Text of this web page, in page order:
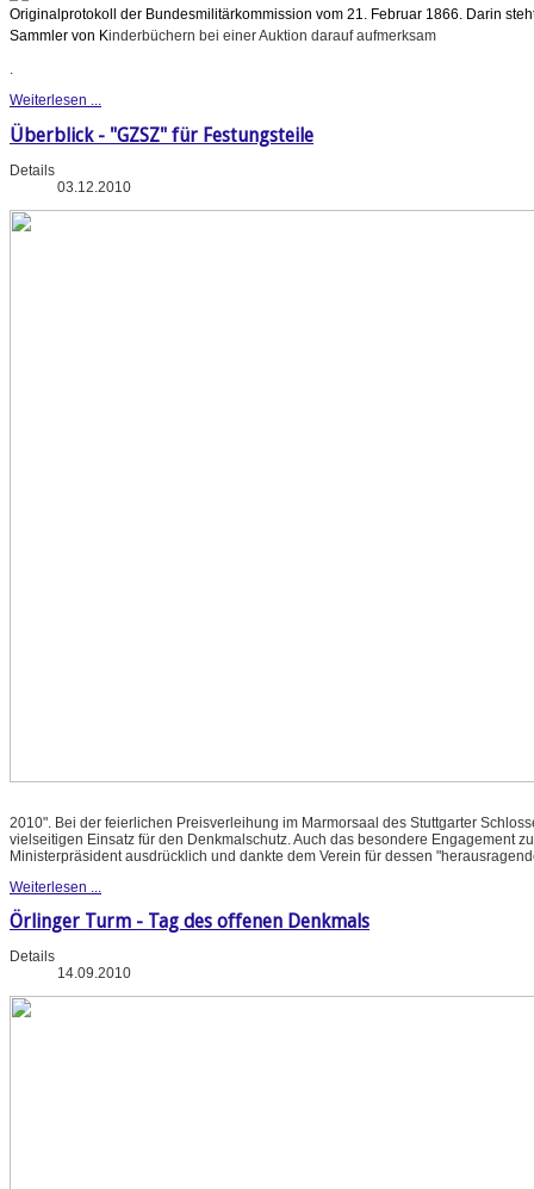
Originalprotokoll der Bundesmilitärkommission vom 21. Februar 1866. Darin
Sammler von Kinderbüchern bei einer Auktion darauf aufmerksam
.
Weiterlesen ...
Überblick - "GZSZ" für Festungsteile
Details
03.12.2010
2010". Bei der feierlichen Preisverleihung im Marmorsaal des Stuttgarter
vielseitigen Einsatz für den Denkmalschutz. Auch das besondere Engagement
Ministerpräsident ausdrücklich und dankte dem Verein für dessen
Weiterlesen ...
Örlinger Turm - Tag des offenen Denkmals
Details
14.09.2010